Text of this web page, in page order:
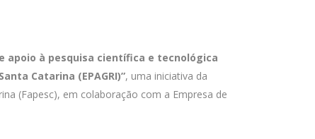
apoio à pesquisa científica e tecnológica
Catarina (EPAGRI)”, uma iniciativa da
(Fapesc), em colaboração com a Empresa de